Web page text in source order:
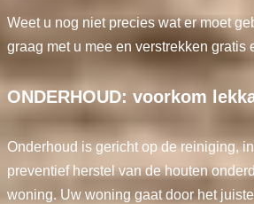
Weet u nog niet precies wat er moet
graag met u mee en verstrekken gratis
ONDERHOUD: voorkom
Onderhoud is gericht op de reiniging,
preventief herstel van de houten
woning. Uw woning gaat door het